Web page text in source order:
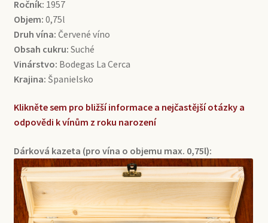
Ročník: 1957
Objem: 0,75l
Druh vína: Červené víno
Obsah cukru: Suché
Vinárstvo: Bodegas La Cerca
Krajina: Španielsko
Klikněte sem pro bližší informace a nejčastější otázky a
odpovědi k vínům z roku narození
Dárková kazeta (pro vína o objemu max. 0,75l):